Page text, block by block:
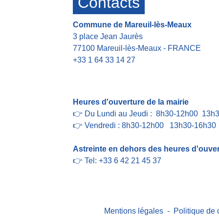
Commune de Mareuil-lès-Meaux
3 place Jean Jaurès
77100 Mareuil-lès-Meaux - FRANCE
+33 1 64 33 14 27
Heures d'ouverture de la mairie
👉 Du Lundi au Jeudi : 8h30-12h00
👉 Vendredi : 8h30-12h00 13h30-16h30
Astreinte en dehors des heures
👉 Tel: +33 6 42 21 45 37
Mentions légales - Politique de